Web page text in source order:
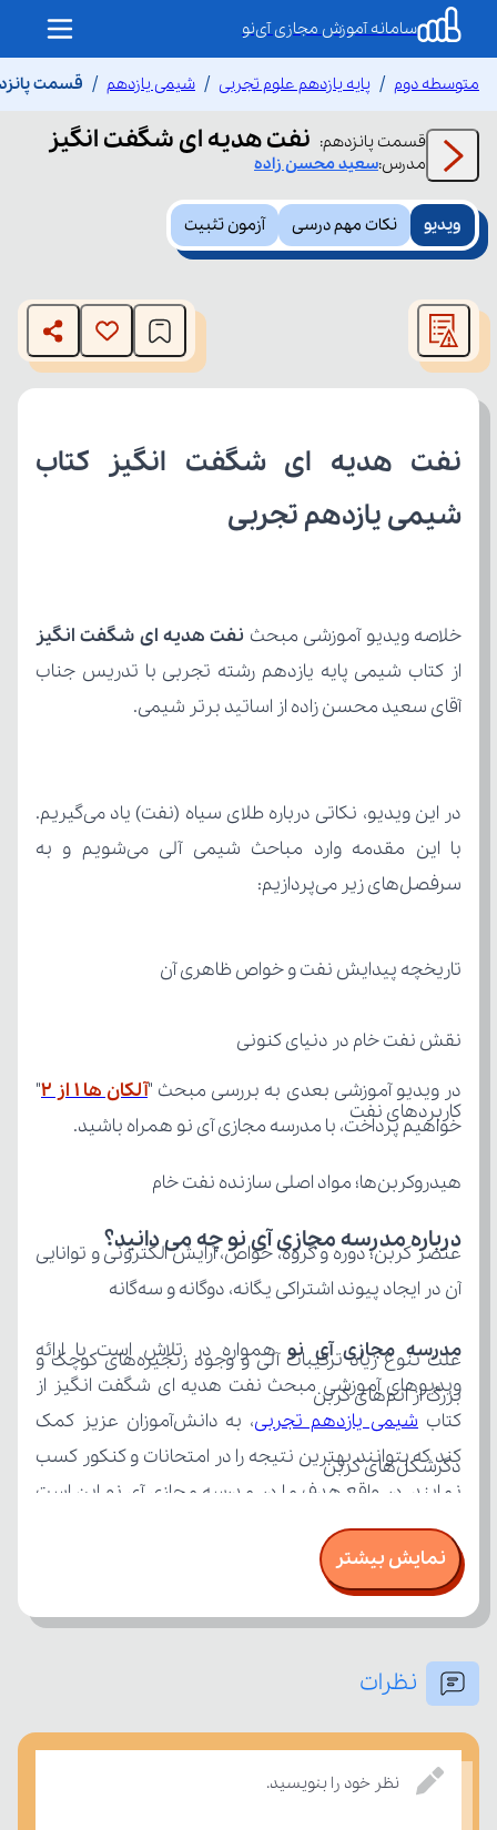
سامانه آموزش مجازی آی‌نو
متوسطه دوم پایه یازدهم علوم تجربی شیمی یازدهم قسمت
قسمت پانزدهم: نفت هدیه ای شگفت انگیز
مدرس:سعیدمحسن زاده
ویدیو نکات مهم درسی آزمون تثبیت
modal
window.
The media could not be loaded, either because the server
or network failed or because the format is not supported.
شیمی یازدهم تجربی
خلاصه ویدیو آموزشی مبحث نفت هدیه ای شگفت انگیز
آقای سعید محسن زاده از اساتید برتر شیمی.
سرفصل‌های زیر می‌پردازیم:
تاریخچه پیدایش نفت و خواص ظاهری آن
نقش نفت خام در دنیای کنونی
کاربردهای نفت
هیدروکربن‌ها؛ مواد اصلی سازنده نفت خام
آن در ایجاد پیوند اشتراکی یگانه، دوگانه و سه‌گانه
بزرگ از اتم‌های کربن
دگرشکل‌های کربن
در ویدیو آموزشی بعدی به بررسی مبحث "آلکان ها 1 از 2
خواهیم پرداخت، با مدرسه مجازی آی نو همراه باشید.
درباره مدرسه مجازی آی نو چه می‌ دانید؟
مدرسه مجازی آی نو
کتاب شیمی یازدهم تجربی
درسی بسنجند.
نمایش بیشتر
نظرات
نظر خود را بنویسید.